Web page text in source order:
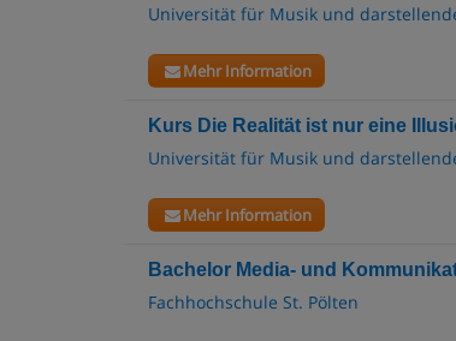
Universität für Musik und
Mehr Information
Kurs Die Realität ist nur eine
Universität für Musik und
Mehr Information
Bachelor Media- und
Fachhochschule St. Pölten